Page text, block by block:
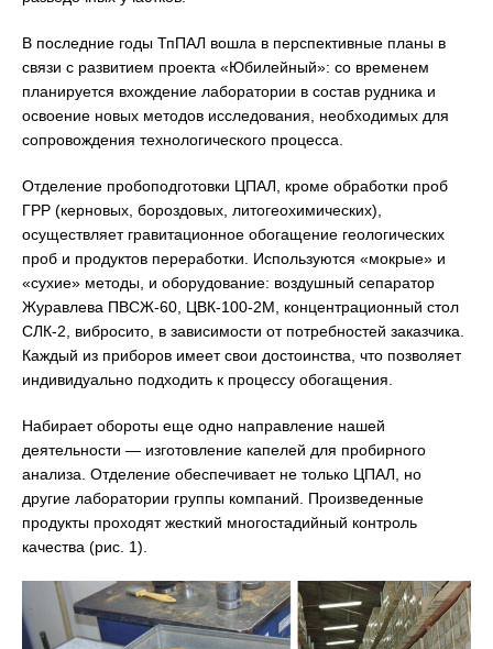
В последние годы ТпПАЛ вошла в перспективные планы в
связи с развитием проекта «Юбилейный»: со временем
планируется вхождение лаборатории в состав рудника и
освоение новых методов исследования, необходимых для
сопровождения технологического процесса.
Отделение пробоподготовки ЦПАЛ, кроме обработки проб
ГРР (керновых, бороздовых, литогеохимических),
осуществляет гравитационное обогащение геологических
проб и продуктов переработки. Используются «мокрые» и
«сухие» методы, и оборудование: воздушный сепаратор
Журавлева ПВСЖ-60, ЦВК-100-2М, концентрационный стол
СЛК-2, вибросито, в зависимости от потребностей заказчика.
Каждый из приборов имеет свои достоинства, что позволяет
индивидуально подходить к процессу обогащения.
Набирает обороты еще одно направление нашей
деятельности — изготовление капелей для пробирного
анализа. Отделение обеспечивает не только ЦПАЛ, но
другие лаборатории группы компаний. Произведенные
продукты проходят жесткий многостадийный контроль
качества (рис. 1).